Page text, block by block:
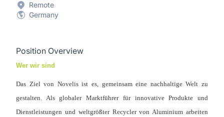
Remote
Germany
Position Overview
Wer wir sind
Das Ziel von Novelis ist es, gemeinsam eine nachhaltige Welt zu
gestalten. Als globaler Marktführer für innovative Produkte und
Dienstleistungen und weltgrößter Recycler von Aluminium arbeiten